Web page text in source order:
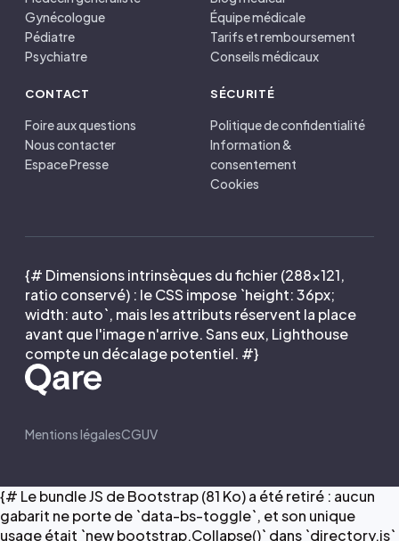
Gynécologue
Pédiatre
Psychiatre
Équipe médicale
Tarifs et remboursement
Conseils médicaux
CONTACT
Foire aux questions
Nous contacter
Espace Presse
SÉCURITÉ
Politique de confidentialité
Information &
consentement
Cookies
{# Dimensions intrinsèques du fichier (288×121,
ratio conservé) : le CSS impose `height: 36px;
width: auto`, mais les attributs réservent la place
avant que l'image n'arrive. Sans eux, Lighthouse
compte un décalage potentiel. #}
Mentions légalesCGUV
{# Le bundle JS de Bootstrap (81 Ko) a été retiré : aucun
gabarit ne porte de `data-bs-toggle`, et son unique
usage était `new bootstrap.Collapse()` dans `directory.js`